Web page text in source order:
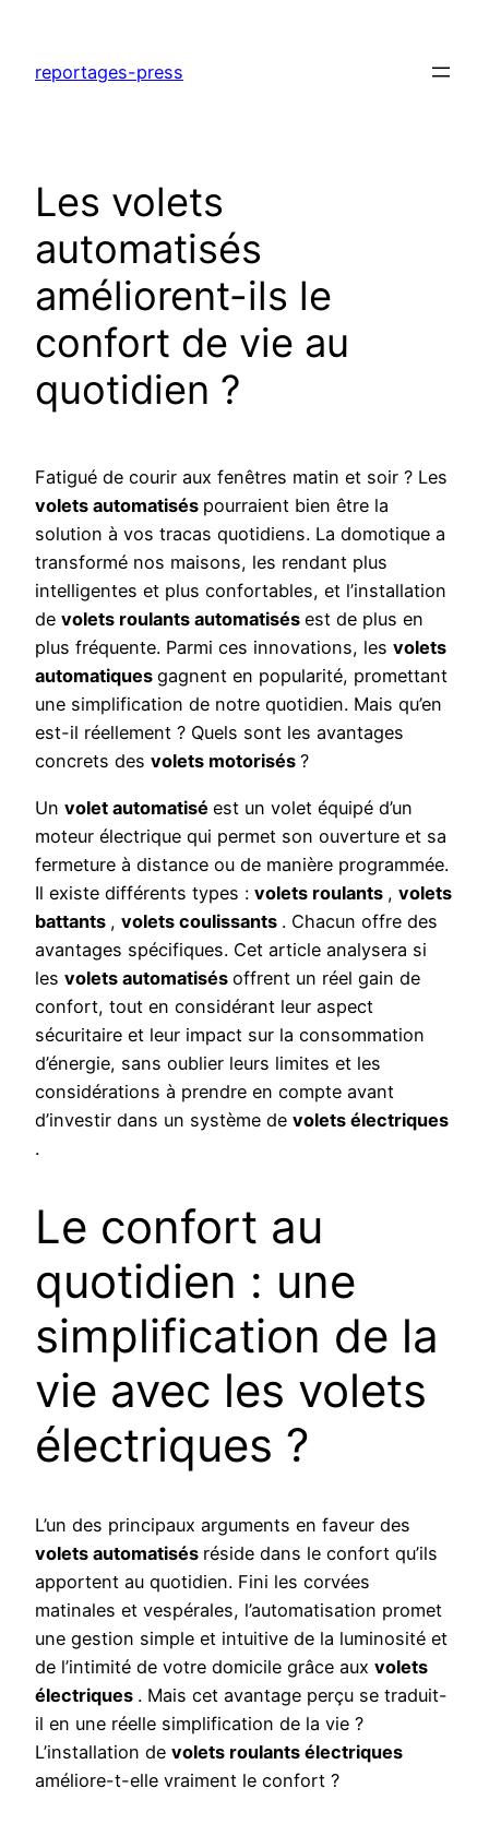
contenu
reportages-press
Les volets
automatisés
améliorent-ils le
confort de vie au
quotidien ?
Fatigué de courir aux fenêtres matin et soir ? Les
volets automatisés pourraient bien être la
solution à vos tracas quotidiens. La domotique a
transformé nos maisons, les rendant plus
intelligentes et plus confortables, et l’installation
de volets roulants automatisés est de plus en
plus fréquente. Parmi ces innovations, les volets
automatiques gagnent en popularité, promettant
une simplification de notre quotidien. Mais qu’en
est-il réellement ? Quels sont les avantages
concrets des volets motorisés ?
Un volet automatisé est un volet équipé d’un
moteur électrique qui permet son ouverture et sa
fermeture à distance ou de manière programmée.
Il existe différents types : volets roulants , volets
battants , volets coulissants . Chacun offre des
avantages spécifiques. Cet article analysera si
les volets automatisés offrent un réel gain de
confort, tout en considérant leur aspect
sécuritaire et leur impact sur la consommation
d’énergie, sans oublier leurs limites et les
considérations à prendre en compte avant
d’investir dans un système de volets électriques
.
Le confort au
quotidien : une
simplification de la
vie avec les volets
électriques ?
L’un des principaux arguments en faveur des
volets automatisés réside dans le confort qu’ils
apportent au quotidien. Fini les corvées
matinales et vespérales, l’automatisation promet
une gestion simple et intuitive de la luminosité et
de l’intimité de votre domicile grâce aux volets
électriques . Mais cet avantage perçu se traduit-
il en une réelle simplification de la vie ?
L’installation de volets roulants électriques
améliore-t-elle vraiment le confort ?